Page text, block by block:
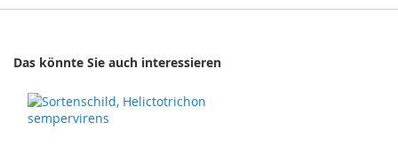
Das könnte Sie auch interessieren